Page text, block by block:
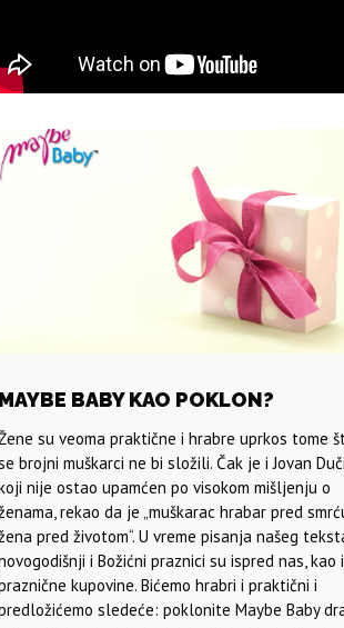
MAYBE BABY KAO POKLON?
su veoma praktične i hrabre uprkos tome
brojni muškarci ne bi složili. Čak je i Jovan
nije ostao upamćen po visokom mišljenju o
rekao da je „muškarac hrabar pred
pred životom“. U vreme pisanja našeg
i Božićni praznici su ispred nas, kao i
kupovine. Bićemo hrabri i praktični i
sledeće: poklonite Maybe Baby